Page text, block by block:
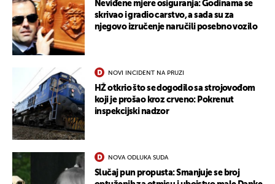
Neviđene mjere osiguranja: Godinama se
skrivao i gradio carstvo, a sada su za
njegovo izručenje naručili posebno vozilo
NOVI INCIDENT NA PRUZI
HŽ otkrio što se dogodilo sa strojovođom
koji je prošao kroz crveno: Pokrenut
inspekcijski nadzor
NOVA ODLUKA SUDA
Slučaj pun propusta: Smanjuje se broj